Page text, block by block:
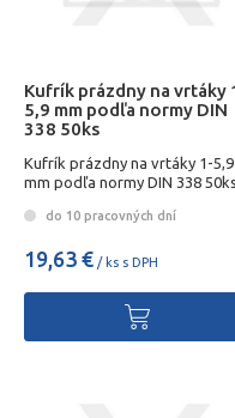
Kufrík prázdny na vrtáky
5,9 mm podľa normy DIN
338 50ks
Kufrík prázdny na vrtáky 1-5,9
mm podľa normy DIN 338 50ks
do 10 pracovných dní
19,63 € / ks s DPH